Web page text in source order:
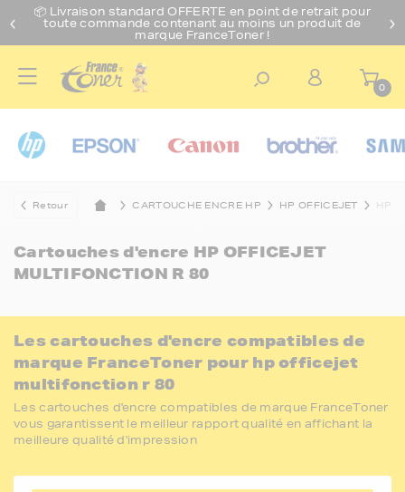
📦 Livraison standard OFFERTE en point de retrait pour
toute commande contenant au moins un produit de
marque FranceToner !
0
Retour CARTOUCHE ENCRE HP HP OFFICEJET HP
Cartouches d'encre HP OFFICEJET
MULTIFONCTION R 80
Les cartouches d'encre compatibles de
marque FranceToner pour hp officejet
multifonction r 80
Les cartouches d'encre compatibles de marque FranceToner
vous garantissent le meilleur rapport qualité en affichant la
meilleure qualité d'impression